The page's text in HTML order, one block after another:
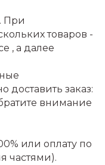
При
товаров -
, а далее
доставить заказ:
внимание
или оплату по
частями).